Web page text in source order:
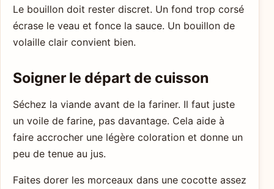
Le bouillon doit rester discret. Un fond trop corsé
écrase le veau et fonce la sauce. Un bouillon de
volaille clair convient bien.
Soigner le départ de cuisson
Séchez la viande avant de la fariner. Il faut juste
un voile de farine, pas davantage. Cela aide à
faire accrocher une légère coloration et donne un
peu de tenue au jus.
Faites dorer les morceaux dans une cocotte assez